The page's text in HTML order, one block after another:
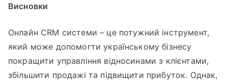
Висновки
Онлайн CRM системи – це потужний інструмент,
який може допомогти українському бізнесу
покращити управління відносинами з клієнтами,
збільшити продажі та підвищити прибуток. Однак,